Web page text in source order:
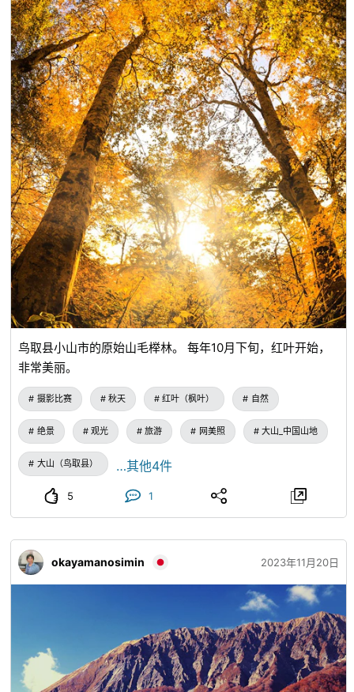
鸟取县小山市的原始山毛榉林。 每年10月下旬，红叶开始，
非常美丽。
摄影比赛 秋天 红叶（枫叶） 自然
绝景 观光 旅游 网美照 大山_中国山地
大山（鸟取县） …其他4件
5 1
okayamanosimin 2023年11月20日